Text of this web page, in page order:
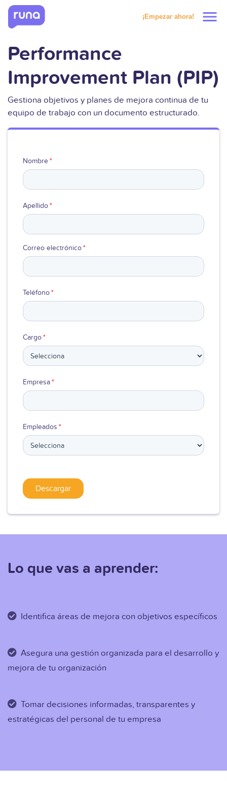
¡Empezar ahora! menu
Productos
Soluciones
Precios
Recursos
Solicitar prueba
Performance
Improvement Plan (PIP)
Gestiona objetivos y planes de mejora continua de tu
equipo de trabajo con un documento estructurado.
Nombre*
Apellido*
Correo electrónico*
Teléfono*
Cargo*
Empresa*
Empleados *
Lo que vas a aprender:
Identifica áreas de mejora con objetivos específicos
Asegura una gestión organizada para el desarrollo y
mejora de tu organización
Tomar decisiones informadas, transparentes y
estratégicas del personal de tu empresa